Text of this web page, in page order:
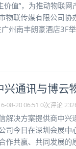
价值”，为推动物联
物联传媒有限公司
州南丰朗豪酒店3F举
兴通讯与博云
08-20 06:51 0次评论
解决方案提供商中
司今日在深圳会展
作共赢、共同发展